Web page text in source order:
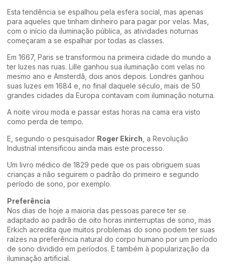
Esta tendência se espalhou pela esfera social, mas apenas
para aqueles que tinham dinheiro para pagar por velas. Mas,
com o início da iluminação pública, as atividades noturnas
começaram a se espalhar por todas as classes.
Em 1667, Paris se transformou na primeira cidade do mundo a
ter luzes nas ruas. Lille ganhou sua iluminação com velas no
mesmo ano e Amsterdã, dois anos depois. Londres ganhou
suas luzes em 1684 e, no final daquele século, mais de 50
grandes cidades da Europa contavam com iluminação noturna.
A noite virou moda e passar estas horas na cama era visto
como perda de tempo.
E, segundo o pesquisador Roger Ekirch , a Revolução
Industrial intensificou ainda mais este processo.
Um livro médico de 1829 pede que os pais obriguem suas
crianças a não seguirem o padrão do primeiro e segundo
período de sono, por exemplo.
Preferência
Nos dias de hoje a maioria das pessoas parece ter se
adaptado ao padrão de oito horas ininterruptas de sono, mas
Erkich acredita que muitos problemas do sono podem ter suas
raízes na preferência natural do corpo humano por um período
de sono dividido em períodos. E também à popularização da
iluminação artificial.